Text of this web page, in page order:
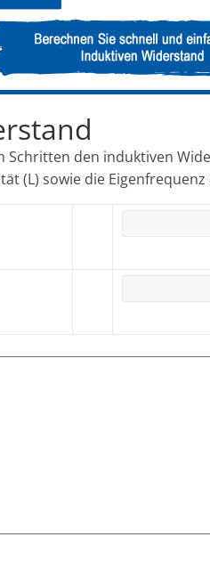
Schritten den induktiven
(L) sowie die Eigenfrequenz